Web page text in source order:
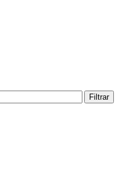
Filtrar